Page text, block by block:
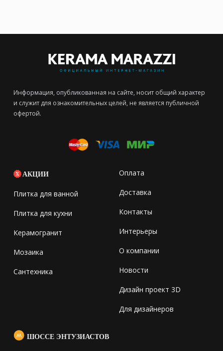
Информация, опубликованная на сайте, носит общий характер
и служит для ознакомительных целей, не является публичной
офертой.
АКЦИИ
Плитка для ванной
Плитка для кухни
Керамогранит
Мозаика
Сантехника
Оплата
Доставка
Контакты
Интерьеры
О компании
Новости
Дизайн проект 3D
Для дизайнеров
ШОССЕ ЭНТУЗИАСТОВ